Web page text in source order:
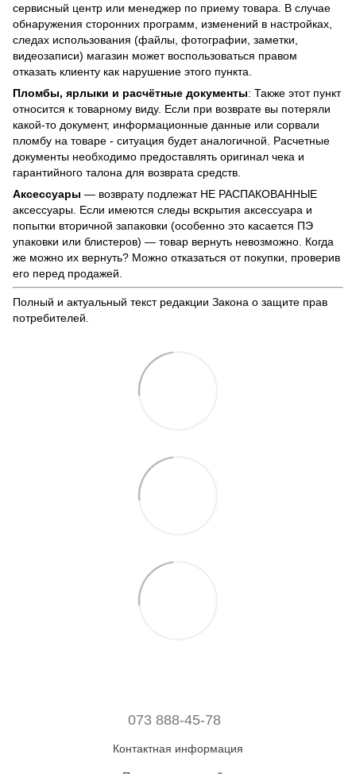
сервисный центр или менеджер по приему товара. В случае
обнаружения сторонних программ, изменений в настройках,
следах использования (файлы, фотографии, заметки,
видеозаписи) магазин может воспользоваться правом
отказать клиенту как нарушение этого пункта.
Пломбы, ярлыки и расчётные документы: Также этот пункт
относится к товарному виду. Если при возврате вы потеряли
какой-то документ, информационные данные или сорвали
пломбу на товаре - ситуация будет аналогичной. Расчетные
документы необходимо предоставлять оригинал чека и
гарантийного талона для возврата средств.
Аксессуары — возврату подлежат НЕ РАСПАКОВАННЫЕ
аксессуары. Если имеются следы вскрытия аксессуара и
попытки вторичной запаковки (особенно это касается ПЭ
упаковки или блистеров) — товар вернуть невозможно. Когда
же можно их вернуть? Можно отказаться от покупки, проверив
его перед продажей.
Полный и актуальный текст редакции Закона о защите прав
потребителей
073 888-45-78
Контактная информация